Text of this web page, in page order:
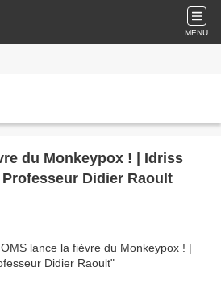
MENU
du Monkeypox ! | Idriss
Didier Raoult